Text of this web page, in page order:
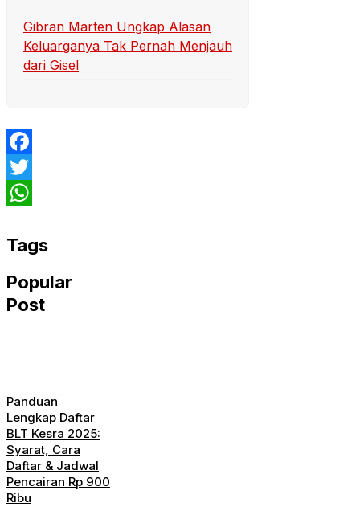
Gibran Marten Ungkap Alasan
Keluarganya Tak Pernah Menjauh
dari Gisel
Facebook
Twitter
Tags
Popular
Post
Panduan
Lengkap Daftar
BLT Kesra 2025:
Syarat, Cara
Daftar & Jadwal
Pencairan Rp 900
Ribu